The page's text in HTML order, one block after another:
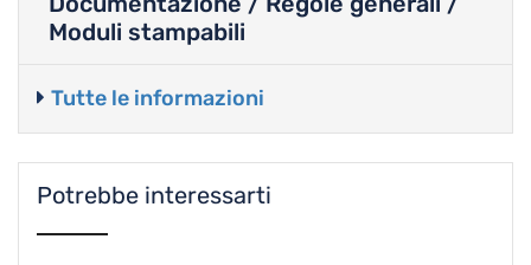
Moduli stampabili
Tutte le informazioni
Potrebbe interessarti